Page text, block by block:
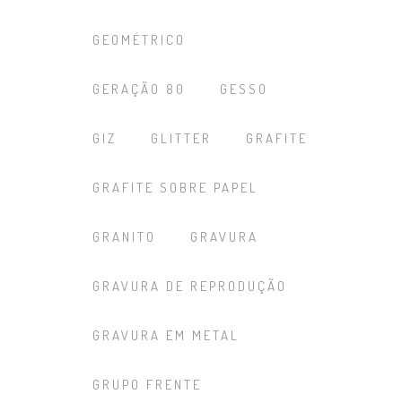
GEOMÉTRICO
GERAÇÃO 80 GESSO
GIZ GLITTER GRAFITE
GRAFITE SOBRE PAPEL
GRANITO GRAVURA
GRAVURA DE REPRODUÇÃO
GRAVURA EM METAL
GRUPO FRENTE